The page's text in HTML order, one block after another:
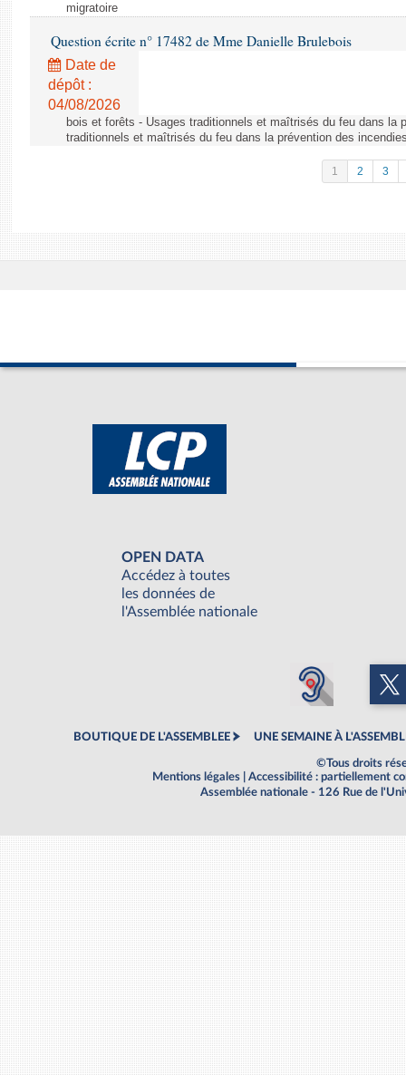
migratoire
Question écrite n° 17482 de Mme Danielle Brulebois
Date de
dépôt :
04/08/2026
bois et forêts - Usages traditionnels et maîtrisés du feu dans la
traditionnels et maîtrisés du feu dans la prévention des
1 2 3
OPEN DATA
Accédez à toutes
les données de
l'Assemblée nationale
BOUTIQUE DE L'ASSEMBLEE UNE SEMAINE À
©Tous droits
Mentions légales
Accessibilité : partiellement
Assemblée nationale - 126 Rue de